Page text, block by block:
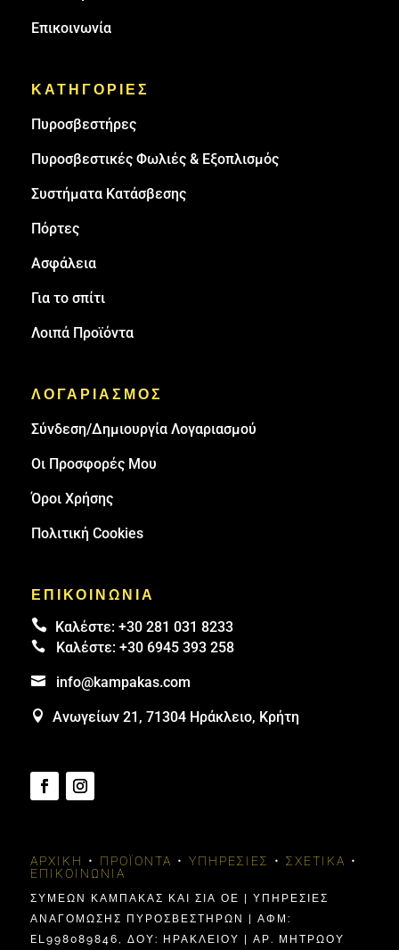
Επικοινωνία
ΚΑΤΗΓΟΡΙΕΣ
Πυρoσβεστήρες
Πυροσβεστικές Φωλιές & Εξοπλισμός
Συστήματα Κατάσβεσης
Πόρτες
Ασφάλεια
Για το σπίτι
Λοιπά Προϊόντα
ΛΟΓΑΡΙΑΣΜΟΣ
Σύνδεση/Δημιουργία Λογαριασμού
Οι Προσφορές Μου
Όροι Χρήσης
Πολιτική Cookies
ΕΠΙΚΟΙΝΩΝΙΑ
 Καλέστε: +30 281 031 8233
 Καλέστε: +30 6945 393 258
 info@kampakas.com
 Ανωγείων 21, 71304 Ηράκλειο, Κρήτη
ΑΡΧΙΚΉ • ΠΡΟΪΌΝΤΑ • ΥΠΗΡΕΣΊΕΣ • ΣΧΕΤΙΚΆ •
ΕΠΙΚΟΙΝΩΝΊΑ
ΣΥΜΕΩΝ ΚΑΜΠΑΚΑΣ ΚΑΙ ΣΙΑ ΟΕ | ΥΠΗΡΕΣΙΕΣ
ΑΝΑΓΟΜΩΣΗΣ ΠΥΡΟΣΒΕΣΤΗΡΩΝ | ΑΦΜ:
EL998089846, ΔΟΥ: ΗΡΑΚΛΕΊΟΥ | ΑΡ. ΜΗΤΡΩΟΥ